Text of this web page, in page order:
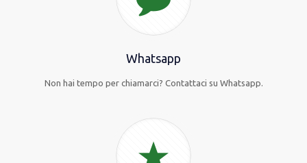
Whatsapp
Non hai tempo per chiamarci? Contattaci su Whatsapp.